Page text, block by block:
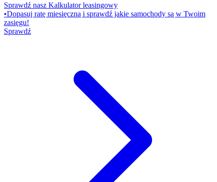
Sprawdź nasz Kalkulator leasingowy
•Dopasuj ratę miesięczną i sprawdź jakie samochody są w Twoim
zasięgu!
Sprawdź